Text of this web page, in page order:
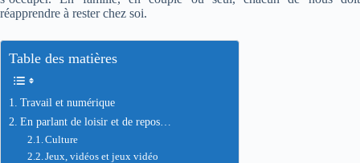
réapprendre à rester chez soi.
Table des matières
Travail et numérique
En parlant de loisir et de repos…
Culture
Jeux, vidéos et jeux vidéo